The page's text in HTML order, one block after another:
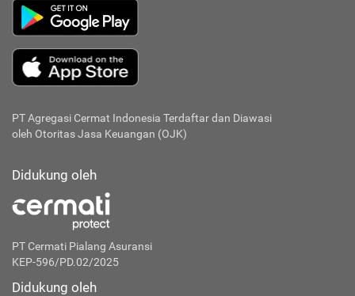
PT Agregasi Cermat Indonesia Terdaftar dan Diawasi
oleh Otoritas Jasa Keuangan (OJK)
Didukung oleh
PT Cermati Pialang Asuransi
KEP-596/PD.02/2025
Didukung oleh